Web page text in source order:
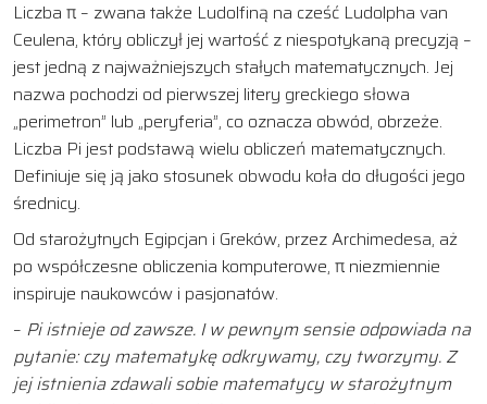
Liczba π – zwana także Ludolfiną na cześć Ludolpha van
Ceulena, który obliczył jej wartość z niespotykaną precyzją –
jest jedną z najważniejszych stałych matematycznych. Jej
nazwa pochodzi od pierwszej litery greckiego słowa
„perimetron” lub „peryferia”, co oznacza obwód, obrzeże.
Liczba Pi jest podstawą wielu obliczeń matematycznych.
Definiuje się ją jako stosunek obwodu koła do długości jego
średnicy.
Od starożytnych Egipcjan i Greków, przez Archimedesa, aż
po współczesne obliczenia komputerowe, π niezmiennie
inspiruje naukowców i pasjonatów.
– Pi istnieje od zawsze. I w pewnym sensie odpowiada na
pytanie: czy matematykę odkrywamy, czy tworzymy. Z
jej istnienia zdawali sobie matematycy w starożytnym